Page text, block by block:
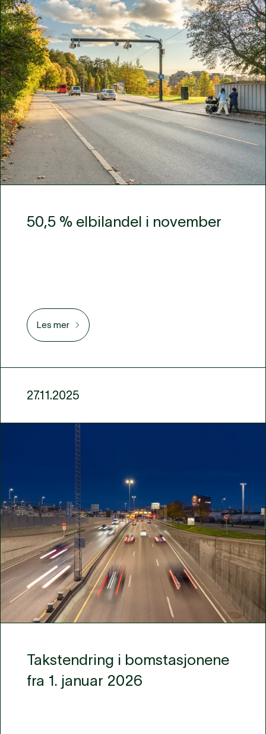
50,5 % elbilandel i november
Les mer
27.11.2025
Takstendring i bomstasjonene
fra 1. januar 2026